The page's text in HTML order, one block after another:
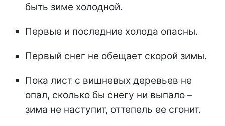
быть зиме холодной.
Первые и последние холода опасны.
Первый снег не обещает скорой зимы.
Пока лист с вишневых деревьев не
опал, сколько бы снегу ни выпало –
зима не наступит, оттепель ее сгонит.